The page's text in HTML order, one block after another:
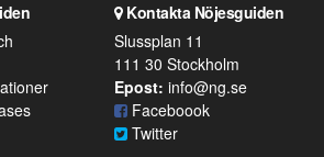
ÖPPNA BOKEN
Kropps-dagbok
2021-06-24
SYNDAFALLET
Det är inte din demokratiska plikt att
delta i instagramaktivism.
Kontakta Nöjesguiden
Slussplan 11
111 30 Stockholm
Epost: info@ng.se
Faceboook
Twitter